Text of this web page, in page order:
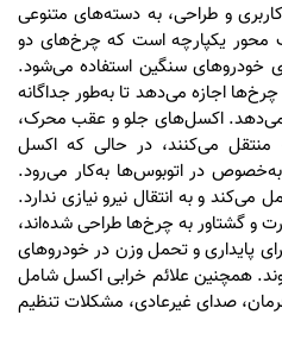
و طراحی، به دسته‌های متنوعی
یکپارچه است که چرخ‌های دو
خودروهای سنگین استفاده می‌شود.
اجازه می‌دهد تا به‌طور جداگانه
می‌دهد. اکسل‌های جلو و عقب محرک،
می‌کنند، در حالی که اکسل
به‌خصوص در اتوبوس‌ها به‌کار می‌رود.
و به انتقال نیرو نیازی ندارد.
و گشتاور به چرخ‌ها طراحی شده‌اند،
پایداری و تحمل وزن در خودروهای
همچنین علائم خرابی اکسل شامل
صدای غیرعادی، مشکلات تنظیم